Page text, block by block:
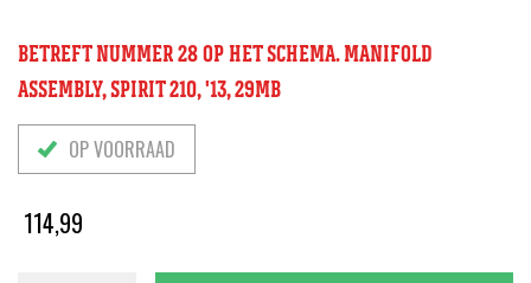
BETREFT NUMMER 28 OP HET SCHEMA. MANIFOLD
ASSEMBLY, SPIRIT 210, '13, 29MB
OP VOORRAAD
114,99